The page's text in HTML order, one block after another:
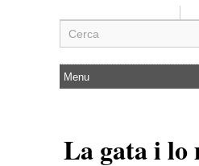
La gata i lo